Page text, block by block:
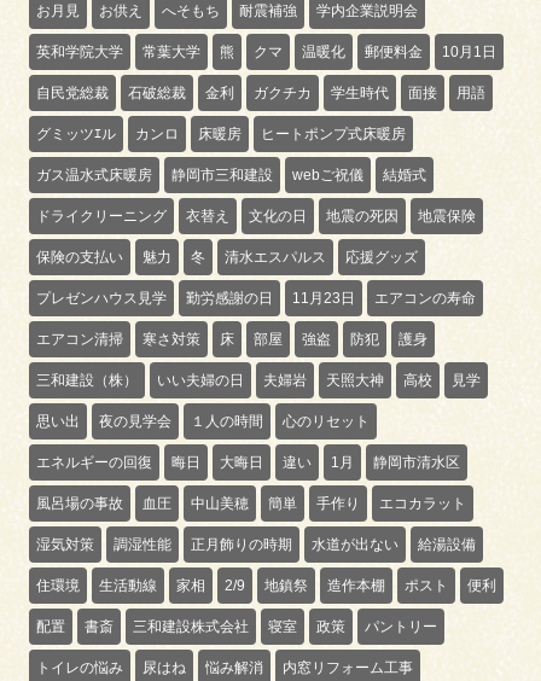
お月見 お供え へそもち 耐震補強 学内企業説明会
英和学院大学 常葉大学 熊 クマ 温暖化 郵便料金 10月1日
自民党総裁 石破総裁 金利 ガクチカ 学生時代 面接 用語
グミッツｴル カンロ 床暖房 ヒートポンプ式床暖房
ガス温水式床暖房 静岡市三和建設 webご祝儀 結婚式
ドライクリーニング 衣替え 文化の日 地震の死因 地震保険
保険の支払い 魅力 冬 清水エスパルス 応援グッズ
プレゼンハウス見学 勤労感謝の日 11月23日 エアコンの寿命
エアコン清掃 寒さ対策 床 部屋 強盗 防犯 護身
三和建設（株） いい夫婦の日 夫婦岩 天照大神 高校 見学
思い出 夜の見学会 １人の時間 心のリセット
エネルギーの回復 晦日 大晦日 違い 1月 静岡市清水区
風呂場の事故 血圧 中山美穂 簡単 手作り エコカラット
湿気対策 調湿性能 正月飾りの時期 水道が出ない 給湯設備
住環境 生活動線 家相 2/9 地鎮祭 造作本棚 ポスト 便利
配置 書斎 三和建設株式会社 寝室 政策 パントリー
トイレの悩み 尿はね 悩み解消 内窓リフォーム工事